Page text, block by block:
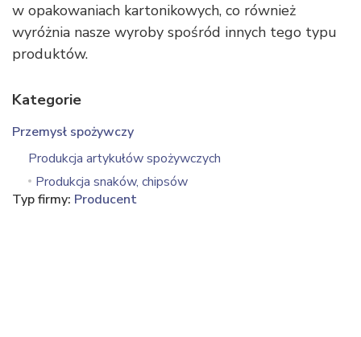
w opakowaniach kartonikowych, co również
wyróżnia nasze wyroby spośród innych tego typu
produktów.
Kategorie
Przemysł spożywczy
Produkcja artykułów spożywczych
Produkcja snaków, chipsów
Typ firmy: Producent